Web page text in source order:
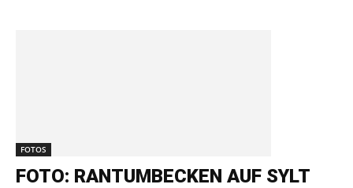
FOTOS
FOTO: RANTUMBECKEN AUF SYLT